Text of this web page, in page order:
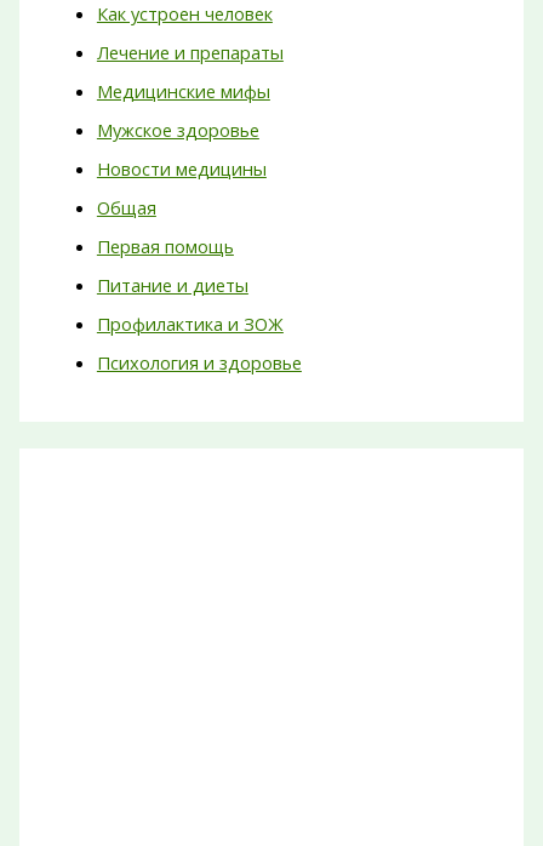
Как устроен человек
Лечение и препараты
Медицинские мифы
Мужское здоровье
Новости медицины
Общая
Первая помощь
Питание и диеты
Профилактика и ЗОЖ
Психология и здоровье